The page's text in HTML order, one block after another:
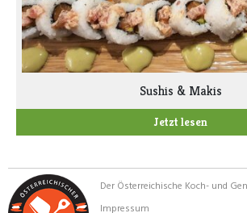
Sushis & Makis
Jetzt lesen
Der Österreichische Koch- und
Impressum